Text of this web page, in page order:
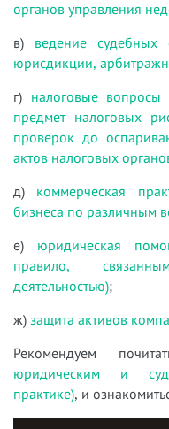
органов управления
в) ведение
юрисдикции,
г) налоговые вопросы
предмет налоговых
проверок до
актов налоговых
д) коммерческая
бизнеса по различным
е) юридическая
правило,
деятельностью);
ж) защита активов
Рекомендуем
юридическим и
практике), и